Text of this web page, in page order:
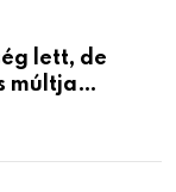
lett, de
múltja